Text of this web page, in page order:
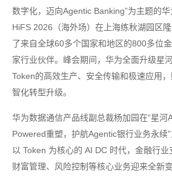
数字化，迈向Agentic Banking”为主题的
HiFS 2026（海外场）在上海练秋湖园区
了来自全球60多个国家和地区的800多位
家行业伙伴。峰会期间，华为全面升级星
Token的高效生产、安全传输和极速应用
智化转型升级。
华为数据通信产品线副总裁杨加园在“星河
Powered重塑，护航Agentic银行业务永续
以 Token 为核心的 AI DC 时代，金融行业
财富管理、风险控制等核心业务迎来全新